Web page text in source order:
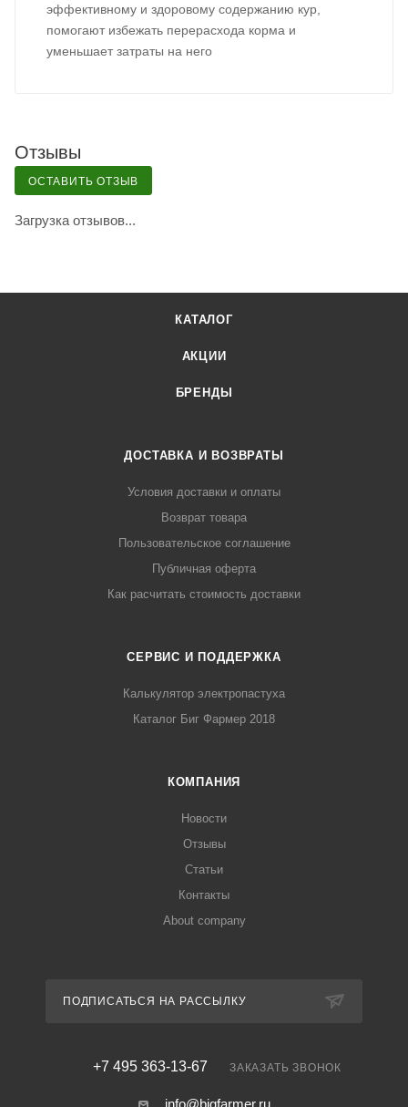
эффективному и здоровому содержанию кур,
помогают избежать перерасхода корма и
уменьшает затраты на него
Отзывы
ОСТАВИТЬ ОТЗЫВ
Загрузка отзывов...
КАТАЛОГ
АКЦИИ
БРЕНДЫ
ДОСТАВКА И ВОЗВРАТЫ
Условия доставки и оплаты
Возврат товара
Пользовательское соглашение
Публичная оферта
Как расчитать стоимость доставки
СЕРВИС И ПОДДЕРЖКА
Калькулятор электропастуха
Каталог Биг Фармер 2018
КОМПАНИЯ
Новости
Отзывы
Статьи
Контакты
About company
ПОДПИСАТЬСЯ НА РАССЫЛКУ
+7 495 363-13-67 ЗАКАЗАТЬ ЗВОНОК
info@bigfarmer.ru